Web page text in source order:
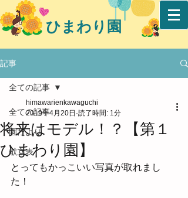
ひまわり園
記事
全ての記事
園だより
献立表
全ての記事
将来はモデル！？【第１
ひまわり園】
himawarienkawaguchi
2019年4月20日 読了時間: 1分
とってもかっこいい写真が取れまし
た！